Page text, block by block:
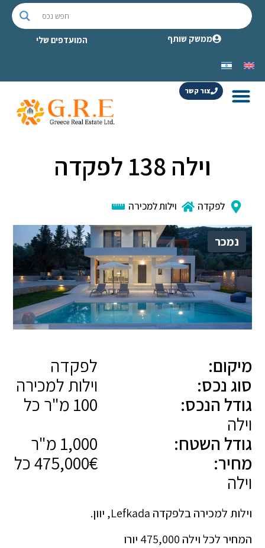
ממשק שותף המועדפים שלי
צור קשר
וילה 138 לפקדה
לפקדה וילות למכירה
נמכר
מיקום:
לפקדה
סוג נכס:
וילות למכירה
גודל הנכס:
100 מ"ר כל
וילה
גודל השטח:
מחיר:
475,000€ כל
וילה
וילות למכירה בלפקדה Lefkada, יוון.
המחיר לכל וילה 475,000 יורו